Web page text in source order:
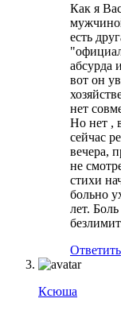
Как я
есть
абсурда
вот он
нет
Но нет ,
сейчас
вечера,
не
стихи
больно
лет.
Ответить
Ксюша